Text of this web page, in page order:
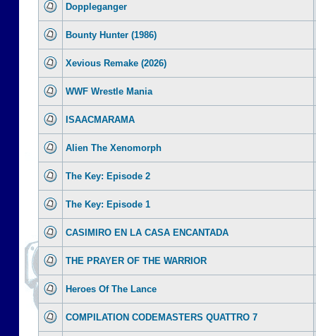
Doppleganger
Bounty Hunter (1986)
Xevious Remake (2026)
WWF Wrestle Mania
ISAACMARAMA
Alien The Xenomorph
The Key: Episode 2
The Key: Episode 1
CASIMIRO EN LA CASA ENCANTADA
THE PRAYER OF THE WARRIOR
Heroes Of The Lance
COMPILATION CODEMASTERS QUATTRO 7